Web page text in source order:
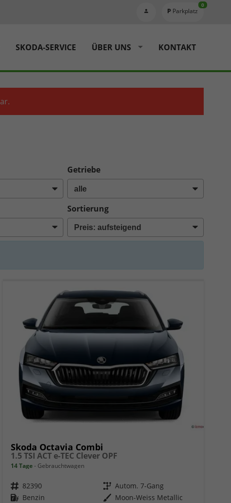
Parkplatz
0
SKODA-SERVICE ÜBER UNS KONTAKT
Getriebe
Sortierung
Skoda Octavia Combi
1.5 TSI ACT e-TEC Clever OPF
14 Tage Gebrauchtwagen
Fahrzeugnr. 82390 Getriebe Autom. 7-Gang
Kraftstoff Benzin Außenfarbe Moon-Weiss Metallic